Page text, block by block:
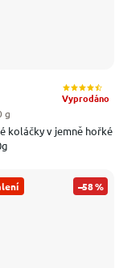
koláčky v jemně hořké
Vyprodáno
g
–58 %